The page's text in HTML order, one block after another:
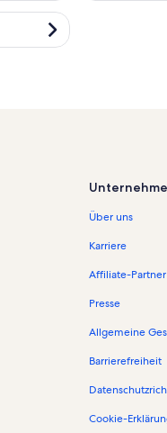
Über uns
Karriere
Affiliate-Partner
Presse
Allgemeine
Barrierefreiheit
Cookie-